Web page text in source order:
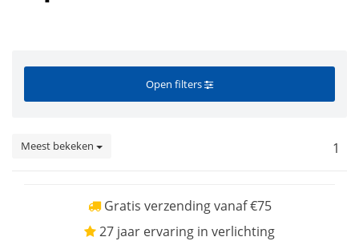
Open filters
Meest bekeken 1
Gratis verzending vanaf €75
27 jaar ervaring in verlichting